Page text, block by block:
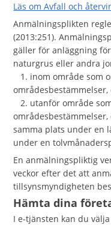
Läs om Avfall och
Anmälningsplikten
(2013:251).
gäller för anläggning
naturgrus eller andra
1. inom område som
områdesbestämmelser,
2. utanför område
samma plats under en
under en
En anmälningspliktig
veckor efter det att
tillsynsmyndigheten
Hämta dina
I e-tjänsten kan du